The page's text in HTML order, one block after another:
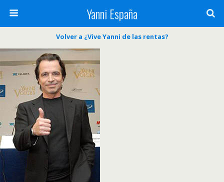
Yanni España
Volver a ¿Vive Yanni de las rentas?